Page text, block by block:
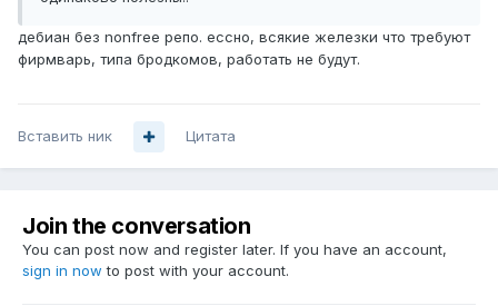
дебиан без nonfree репо. ессно, всякие железки что требуют
фирмварь, типа бродкомов, работать не будут.
Вставить ник Цитата
Join the conversation
You can post now and register later. If you have an account,
sign in now to post with your account.